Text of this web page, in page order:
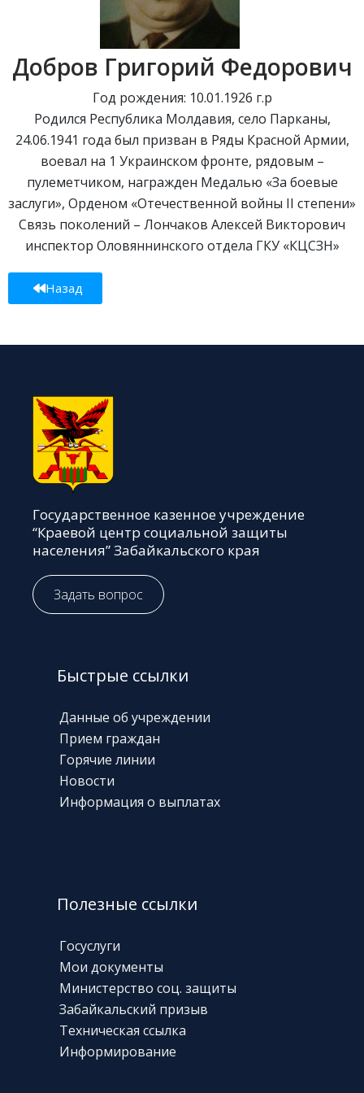
Добров Григорий Федорович
Год рождения: 10.01.1926 г.р
Родился Республика Молдавия, село Парканы,
24.06.1941 года был призван в Ряды Красной Армии,
воевал на 1 Украинском фронте, рядовым –
пулеметчиком, награжден Медалью «За боевые
заслуги», Орденом «Отечественной войны II степени»
Связь поколений – Лончаков Алексей Викторович
инспектор Оловяннинского отдела ГКУ «КЦСЗН»
Назад
Государственное казенное учреждение
“Краевой центр социальной защиты
населения” Забайкальского края
Задать вопрос
Быстрые ссылки
Данные об учреждении
Прием граждан
Горячие линии
Новости
Информация о выплатах
Полезные ссылки
Госуслуги
Мои документы
Министерство соц. защиты
Забайкальский призыв
Техническая ссылка
Информирование